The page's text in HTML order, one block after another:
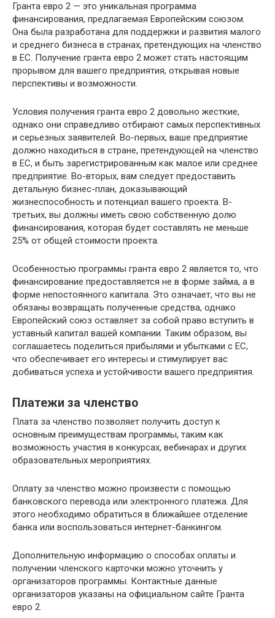
Гранта евро 2 — это уникальная программа
финансирования, предлагаемая Европейским союзом.
Она была разработана для поддержки и развития малого
и среднего бизнеса в странах, претендующих на членство
в ЕС. Получение гранта евро 2 может стать настоящим
прорывом для вашего предприятия, открывая новые
перспективы и возможности.
Условия получения гранта евро 2 довольно жесткие,
однако они справедливо отбирают самых перспективных
и серьезных заявителей. Во-первых, ваше предприятие
должно находиться в стране, претендующей на членство
в ЕС, и быть зарегистрированным как малое или среднее
предприятие. Во-вторых, вам следует предоставить
детальную бизнес-план, доказывающий
жизнеспособность и потенциал вашего проекта. В-
третьих, вы должны иметь свою собственную долю
финансирования, которая будет составлять не меньше
25% от общей стоимости проекта.
Особенностью программы гранта евро 2 является то, что
финансирование предоставляется не в форме займа, а в
форме непостоянного капитала. Это означает, что вы не
обязаны возвращать полученные средства, однако
Европейский союз оставляет за собой право вступить в
уставный капитал вашей компании. Таким образом, вы
соглашаетесь поделиться прибылями и убытками с ЕС,
что обеспечивает его интересы и стимулирует вас
добиваться успеха и устойчивости вашего предприятия.
Платежи за членство
Плата за членство позволяет получить доступ к
основным преимуществам программы, таким как
возможность участия в конкурсах, вебинарах и других
образовательных мероприятиях.
Оплату за членство можно произвести с помощью
банковского перевода или электронного платежа. Для
этого необходимо обратиться в ближайшее отделение
банка или воспользоваться интернет-банкингом.
Дополнительную информацию о способах оплаты и
получении членского карточки можно уточнить у
организаторов программы. Контактные данные
организаторов указаны на официальном сайте Гранта
евро 2.